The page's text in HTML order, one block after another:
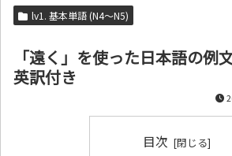
lv1. 基本単語 (N4～N5)
「遠く」を使った日本語の例
英訳付き
目次